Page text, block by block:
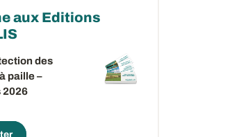
aux Editions
des
paille –
2026